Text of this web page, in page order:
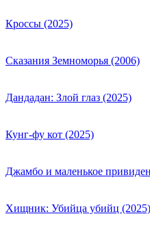
Кроссы (2025)
Сказания Земноморья (2006)
Дандадан: Злой глаз (2025)
Кунг-фу кот (2025)
Джамбо и маленькое
Хищник: Убийца убийц (2025)